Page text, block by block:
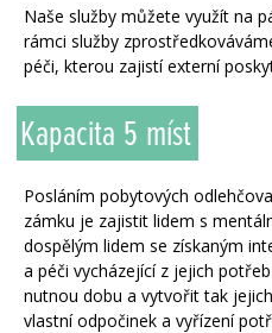
Naše služby můžete využít na
rámci služby
péči, kterou zajistí externí
Kapacita 5 míst
Posláním pobytových
zámku je zajistit lidem s
dospělým lidem se získaným
a péči vycházející z jejich
nutnou dobu a vytvořit tak
vlastní odpočinek a vyřízení